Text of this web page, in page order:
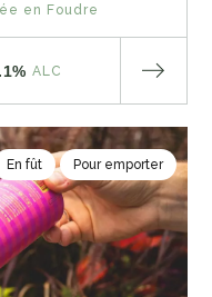
en Foudre
ALC
En fût Pour emporter